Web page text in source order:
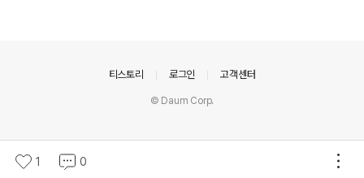
1 0
티스토리 로그인 고객센터
© Daum Corp.